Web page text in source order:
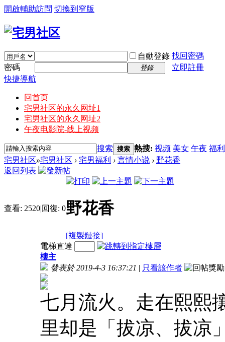
開啟輔助訪問 切換到窄版
自動登錄 找回密碼
密碼
登錄
立即註冊
快捷導航
回首页
宅男社区的永久网址1
宅男社区的永久网址2
午夜电影院-线上视频
搜索 搜索 熱搜: 视频 美女 午夜 福利
宅男社区»宅男社区 › 宅男福利 › 言情小说 › 野花香
返回列表
查看: 2520|回復: 0野花香
[複製鏈接]
電梯直達
樓主
發表於 2019-4-3 16:37:21 | 只看該作者
七月流火。走在熙熙
里却是「拔凉、拔凉